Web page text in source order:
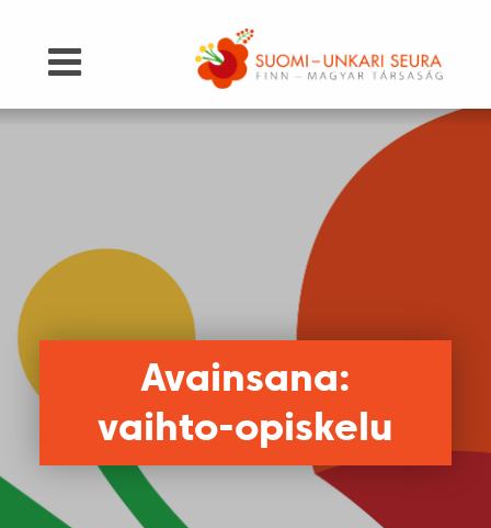
Avainsana:
vaihto-opiskelu